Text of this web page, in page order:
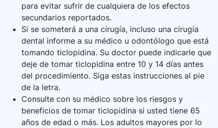
para evitar sufrir de cualquiera de los efectos
secundarios reportados.
Si se someterá a una cirugía, incluso una cirugía
dental informe a su médico u odontólogo que está
tomando ticlopidina. Su doctor puede indicarle que
deje de tomar ticlopidina entre 10 y 14 días antes
del procedimiento. Siga estas instrucciones al pie
de la letra.
Consulte con su médico sobre los riesgos y
beneficios de tomar ticlopidina si usted tiene 65
años de edad o más. Los adultos mayores por lo